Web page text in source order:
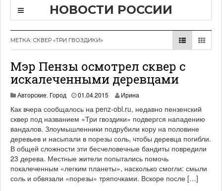
НОВОСТИ РОССИИ
МЕТКА: СКВЕР «ТРИ ГВОЗДИКИ»
Мэр Пензы осмотрел сквер с
искалеченными деревцами
Авторские, Город 01.04.2015 Ирина
Как вчера сообщалось на penz-obl.ru, недавно пензенский
сквер под названием «Три гвоздики» подвергся нападению
вандалов. Злоумышленники подрубили кору на половине
деревьев и насыпали в порезы соль, чтобы деревца погибли.
В общей сложности эти бесчеловечные бандиты повредили
23 дерева. Местные жители попытались помочь
покалеченным «легким планеты», насколько смогли: смыли
соль и обвязали «порезы» тряпочками. Вскоре после […]